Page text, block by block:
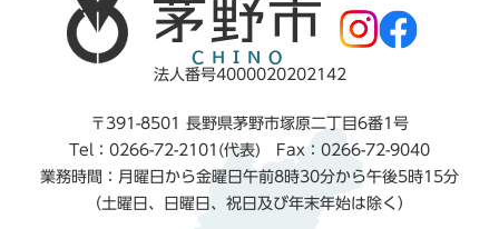
法人番号4000020202142
〒391-8501 長野県茅野市塚原二丁目6番1号
Tel：0266-72-2101(代表) Fax：0266-72-9040
業務時間：月曜日から金曜日午前8時30分から午後5時15分
（土曜日、日曜日、祝日及び年末年始は除く）